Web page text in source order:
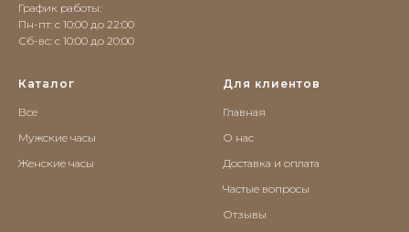
График работы:
Пн-пт: с 10:00 до 22:00
Сб-вс: c 10:00 до 20:00
Каталог
Все
Мужские часы
Женские часы
Для клиентов
Главная
О нас
Доставка и оплата
Частые вопросы
Отзывы